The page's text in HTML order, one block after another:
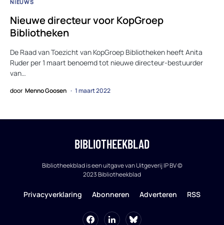
NIEUWS
Nieuwe directeur voor KopGroep
Bibliotheken
De Raad van Toezicht van KopGroep Bibliotheken heeft Anita
Ruder per 1 maart benoemd tot nieuwe directeur-bestuurder
van…
door Menno Goosen 1 maart 2022
BIBLIOTHEEKBLAD
Bibliotheekblad is een uitgave van Uitgeverij IP BV ©
2023 Bibliotheekblad
Privacyverklaring Abonneren Adverteren RSS